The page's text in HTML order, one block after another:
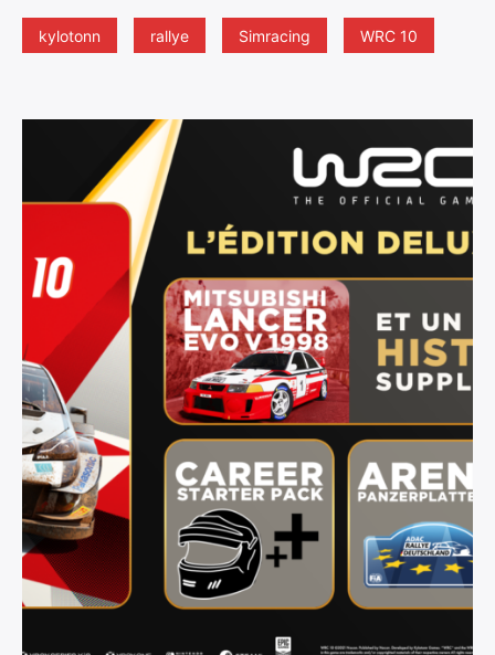
kylotonn rallye Simracing WRC 10